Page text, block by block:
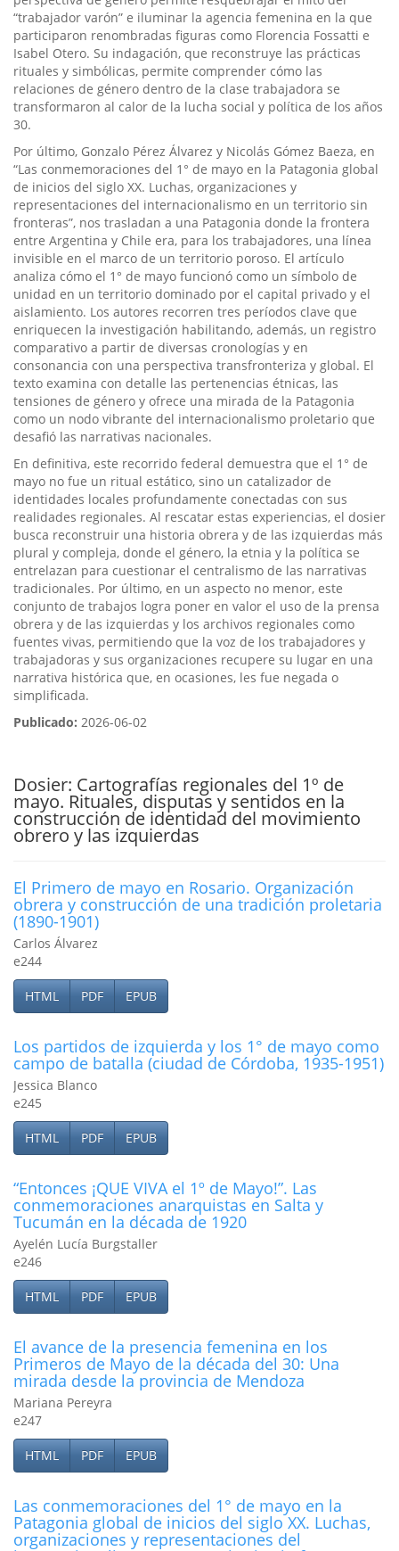
“trabajador varón” e iluminar la agencia femenina en la que
participaron renombradas figuras como Florencia Fossatti e
Isabel Otero. Su indagación, que reconstruye las prácticas
rituales y simbólicas, permite comprender cómo las
relaciones de género dentro de la clase trabajadora se
transformaron al calor de la lucha social y política de los años
30.
Por último, Gonzalo Pérez Álvarez y Nicolás Gómez Baeza, en
“Las conmemoraciones del 1° de mayo en la Patagonia global
de inicios del siglo XX. Luchas, organizaciones y
representaciones del internacionalismo en un territorio sin
fronteras”, nos trasladan a una Patagonia donde la frontera
entre Argentina y Chile era, para los trabajadores, una línea
invisible en el marco de un territorio poroso. El artículo
analiza cómo el 1° de mayo funcionó como un símbolo de
unidad en un territorio dominado por el capital privado y el
aislamiento. Los autores recorren tres períodos clave que
enriquecen la investigación habilitando, además, un registro
comparativo a partir de diversas cronologías y en
consonancia con una perspectiva transfronteriza y global. El
texto examina con detalle las pertenencias étnicas, las
tensiones de género y ofrece una mirada de la Patagonia
como un nodo vibrante del internacionalismo proletario que
desafió las narrativas nacionales.
En definitiva, este recorrido federal demuestra que el 1° de
mayo no fue un ritual estático, sino un catalizador de
identidades locales profundamente conectadas con sus
realidades regionales. Al rescatar estas experiencias, el dosier
busca reconstruir una historia obrera y de las izquierdas más
plural y compleja, donde el género, la etnia y la política se
entrelazan para cuestionar el centralismo de las narrativas
tradicionales. Por último, en un aspecto no menor, este
conjunto de trabajos logra poner en valor el uso de la prensa
obrera y de las izquierdas y los archivos regionales como
fuentes vivas, permitiendo que la voz de los trabajadores y
trabajadoras y sus organizaciones recupere su lugar en una
narrativa histórica que, en ocasiones, les fue negada o
simplificada.
Publicado: 2026-06-02
Dosier: Cartografías regionales del 1º de
mayo. Rituales, disputas y sentidos en la
construcción de identidad del movimiento
obrero y las izquierdas
El Primero de mayo en Rosario. Organización
obrera y construcción de una tradición proletaria
(1890-1901)
Carlos Álvarez
e244
HTML PDF EPUB
Los partidos de izquierda y los 1° de mayo como
campo de batalla (ciudad de Córdoba, 1935-1951)
Jessica Blanco
e245
HTML PDF EPUB
“Entonces ¡QUE VIVA el 1º de Mayo!”. Las
conmemoraciones anarquistas en Salta y
Tucumán en la década de 1920
Ayelén Lucía Burgstaller
e246
HTML PDF EPUB
El avance de la presencia femenina en los
Primeros de Mayo de la década del 30: Una
mirada desde la provincia de Mendoza
Mariana Pereyra
e247
HTML PDF EPUB
Las conmemoraciones del 1° de mayo en la
Patagonia global de inicios del siglo XX. Luchas,
organizaciones y representaciones del